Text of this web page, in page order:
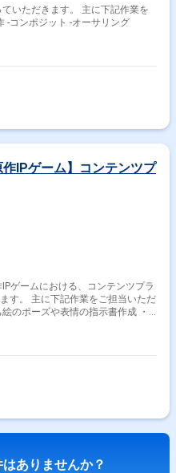
いただきます。 主に下記作業を
ご担当いただきます。 -エフェクト制作 -コンポジット -オーサリング
作IPゲーム】コンテンツプ
ゲームにおける、コンテンツプラ
当いただ
のポーズや表情の指示書作成 ・
ありませんか？